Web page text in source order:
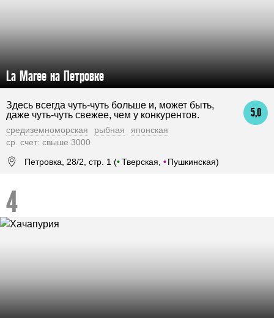
La Maree на Петровке
5,0
Здесь всегда чуть-чуть больше и, может быть,
даже чуть-чуть свежее, чем у конкурентов.
средиземноморская рыбная
японская
ср. счет: свыше 3000
Петровка, 28/2, стр. 1 (•Тверская, • Пушкинская)